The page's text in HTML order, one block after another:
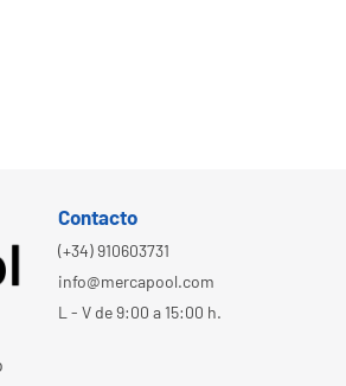
Contacto
(+34) 910603731
info@mercapool.com
L - V de 9:00 a 15:00 h.